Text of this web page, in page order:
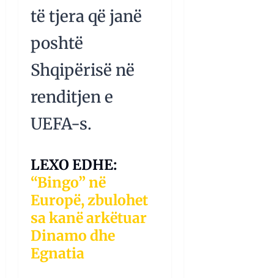
të tjera që janë
poshtë
Shqipërisë në
renditjen e
UEFA-s.
LEXO EDHE:
“Bingo” në
Europë, zbulohet
sa kanë arkëtuar
Dinamo dhe
Egnatia